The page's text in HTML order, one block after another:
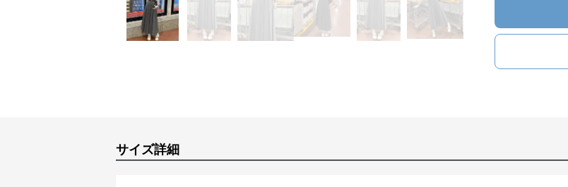
サイズ詳細